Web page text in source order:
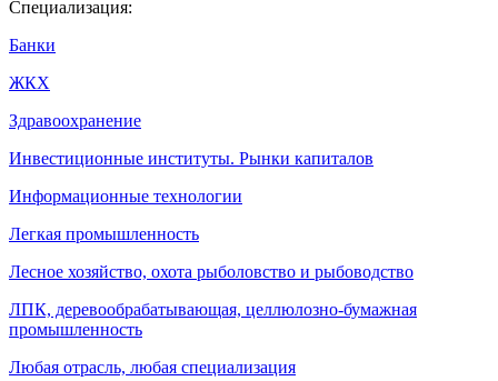
Специализация:
Банки
ЖКХ
Здравоохранение
Инвестиционные институты. Рынки капиталов
Информационные технологии
Легкая промышленность
Лесное хозяйство, охота рыболовство и рыбоводство
ЛПК, деревообрабатывающая, целлюлозно-бумажная
промышленность
Любая отрасль, любая специализация